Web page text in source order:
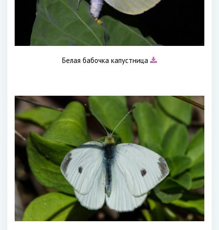
Белая бабочка капустница